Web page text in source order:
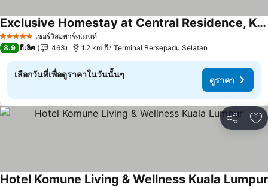
5 ดาว เซอร์วิสอพาร์ทเมนท์
Exclusive Homestay at Central Residence, Kuala Lumpur
ดูราคา
8.9 ดีเลิศ 463 1.2 km ถึง Terminal Bersepadu Selatan
เลือกวันที่เพื่อดูราคาในวันนั้นๆ
ดูราคา
แชร์ เ
Hotel Komune Living & Wellness Kuala Lumpur